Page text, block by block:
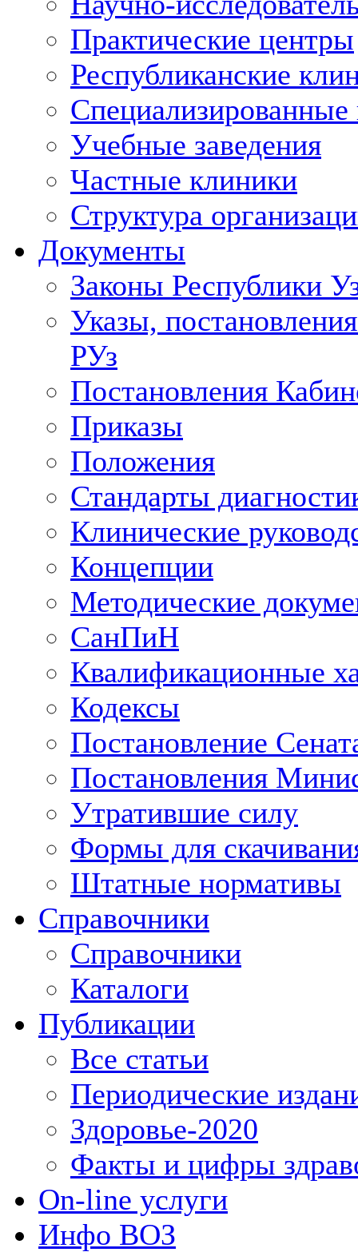
Практические центры
Республиканские
Учебные заведения
Частные клиники
Структура
Документы
Законы Республики
Указы,
РУз
Постановления
Приказы
Положения
Стандарты
Клинические
Концепции
Методические
СанПиН
Квалификационные
Кодексы
Постановление
Постановления
Утратившие силу
Формы для
Штатные нормативы
Справочники
Справочники
Каталоги
Публикации
Все статьи
Периодические
Здоровье-2020
Факты и цифры
On-line услуги
Инфо ВОЗ